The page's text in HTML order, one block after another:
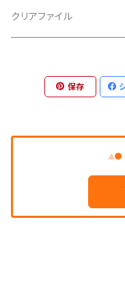
胴板
つや布巾
クリアファイル
保存